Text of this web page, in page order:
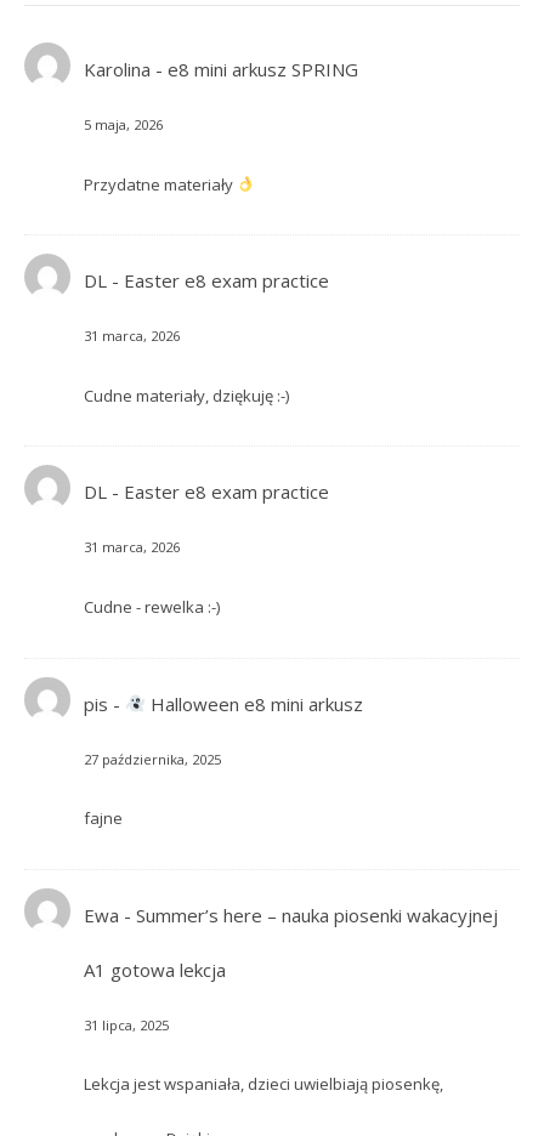
Karolina - e8 mini arkusz SPRING
5 maja, 2026
Przydatne materiały
DL- Easter e8 exam practice
31 marca, 2026
Cudne materiały, dziękuję :-)
DL- Easter e8 exam practice
31 marca, 2026
Cudne - rewelka :-)
pis - Halloween e8 mini arkusz
27 października, 2025
fajne
Ewa - Summer’s here – nauka piosenki wakacyjnej
A1 gotowa lekcja
31 lipca, 2025
Lekcja jest wspaniała, dzieci uwielbiają piosenkę,